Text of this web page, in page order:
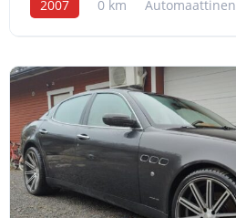
2007 0 km Automaattinen